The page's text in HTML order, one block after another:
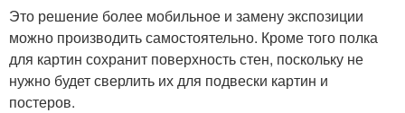
Это решение более мобильное и замену экспозиции
можно производить самостоятельно. Кроме того полка
для картин сохранит поверхность стен, поскольку не
нужно будет сверлить их для подвески картин и
постеров.